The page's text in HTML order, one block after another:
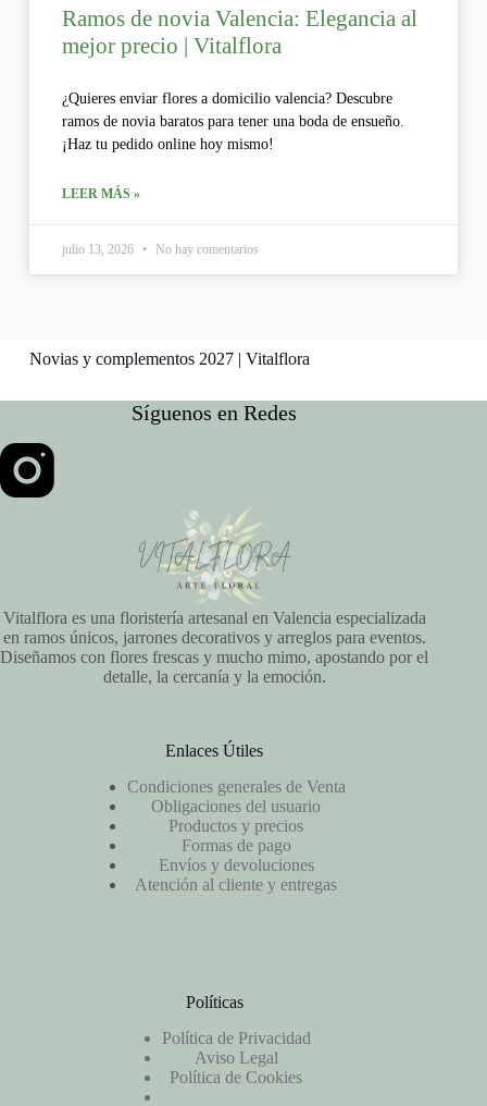
Ramos de novia Valencia: Elegancia al
mejor precio | Vitalflora
¿Quieres enviar flores a domicilio valencia? Descubre
ramos de novia baratos para tener una boda de ensueño.
¡Haz tu pedido online hoy mismo!
LEER MÁS »
julio 13, 2026 No hay comentarios
Novias y complementos 2027 | Vitalflora
Síguenos en Redes
Vitalflora es una floristería artesanal en Valencia especializada
en ramos únicos, jarrones decorativos y arreglos para eventos.
Diseñamos con flores frescas y mucho mimo, apostando por el
detalle, la cercanía y la emoción.
Enlaces Útiles
Condiciones generales de Venta
Obligaciones del usuario
Productos y precios
Formas de pago
Envíos y devoluciones
Atención al cliente y entregas
Políticas
Política de Privacidad
Aviso Legal
Política de Cookies